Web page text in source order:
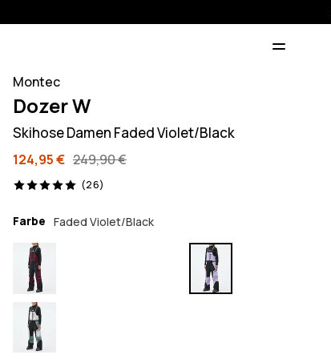
Montec
Dozer W
Skihose Damen Faded Violet/Black
124,95 € 249,90 €
(26)
26 Reviews, 5/5
Farbe Faded Violet/Black